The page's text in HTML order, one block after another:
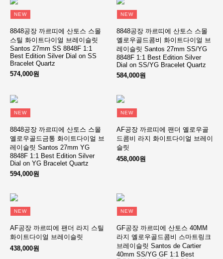
NEW
8848공장 까르띠에 산토스 스몰
스틸 화이트다이얼 브레이슬릿
Santos 27mm SS 8848F 1:1
Best Edition Silver Dial on SS
Bracelet Quartz
574,000원
NEW
8848공장 까르띠에 산토스 스몰
옐로우골드콤비 화이트다이얼 브
레이슬릿 Santos 27mm SS/YG
8848F 1:1 Best Edition Silver
Dial on SS/YG Bracelet Quartz
584,000원
NEW
8848공장 까르띠에 산토스 스몰
옐로우골드금통 화이트다이얼 브
레이슬릿 Santos 27mm YG
8848F 1:1 Best Edition Silver
Dial on YG Bracelet Quartz
594,000원
NEW
AF공장 까르띠에 팬더 옐로우골
드콤비 라지 화이트다이얼 브레이
슬릿
458,000원
NEW
AF공장 까르띠에 팬더 라지 스틸
화이트다이얼 브레이슬릿
438,000원
NEW
GF공장 까르띠에 산토스 40MM
라지 옐로우골드콤비 스마트링크
브레이슬릿 Santos de Cartier
40mm SS/YG GF 1:1 Best